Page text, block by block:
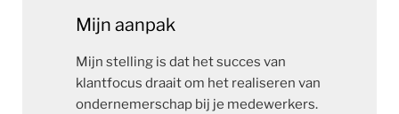
Mijn aanpak
Mijn stelling is dat het succes van
klantfocus draait om het realiseren van
ondernemerschap bij je medewerkers.